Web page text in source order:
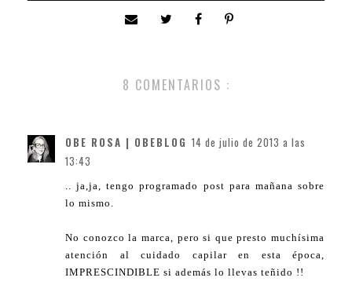
8 COMENTARIOS :
OBE ROSA | OBEBLOG 14 de julio de 2013 a las
13:43
.. ja,ja, tengo programado post para mañana sobre
lo mismo.
No conozco la marca, pero si que presto muchísima
atención al cuidado capilar en esta época,
IMPRESCINDIBLE si además lo llevas teñido !!